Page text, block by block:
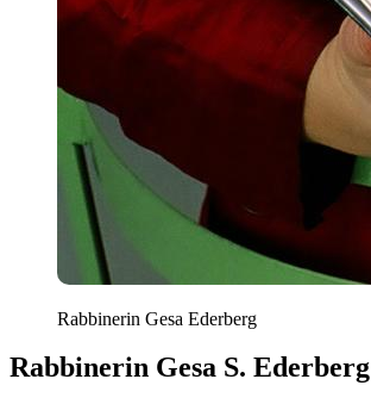
Rabbinerin Gesa Ederberg
Rabbinerin Gesa S. Ederberg